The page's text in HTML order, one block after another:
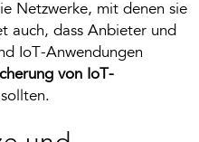
Netzwerke, mit denen sie
auch, dass Anbieter und
IoT-Anwendungen
von IoT-